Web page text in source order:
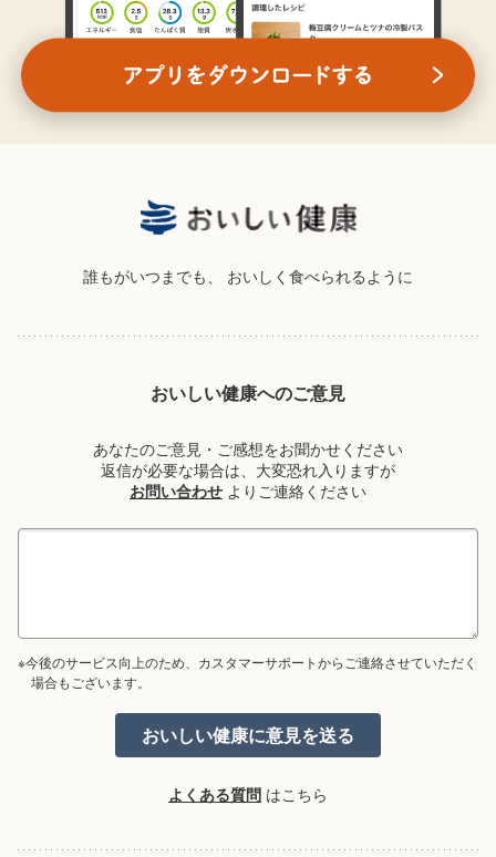
誰もがいつまでも、 おいしく食べられるように
おいしい健康へのご意見
あなたのご意見・ご感想をお聞かせください
返信が必要な場合は、大変恐れ入りますが
お問い合わせ よりご連絡ください
※今後のサービス向上のため、カスタマーサポートからご連絡させていただく
場合もございます。
よくある質問 はこちら